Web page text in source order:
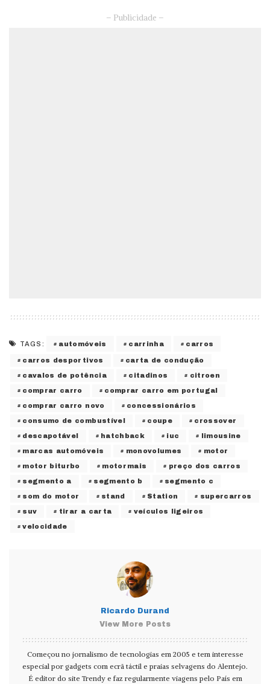
– Publicidade –
TAGS: automóveis carrinha carros
carros desportivos carta de condução
cavalos de potência citadinos citroen
comprar carro comprar carro em portugal
comprar carro novo concessionários
consumo de combustível coupe crossover
descapotável hatchback iuc limousine
marcas automóveis monovolumes motor
motor biturbo motormais preço dos carros
segmento a segmento b segmento c
som do motor stand Station supercarros
suv tirar a carta veículos ligeiros
velocidade
Ricardo Durand
View More Posts
Começou no jornalismo de tecnologias em 2005 e tem interesse
especial por gadgets com ecrã táctil e praias selvagens do Alentejo.
É editor do site Trendy e faz regularmente viagens pelo País em